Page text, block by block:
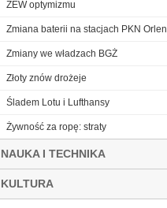
ZEW optymizmu
Zmiana baterii na stacjach PKN Orlen
Zmiany we władzach BGŻ
Złoty znów drożeje
Śladem Lotu i Lufthansy
Żywność za ropę: straty
NAUKA I TECHNIKA
KULTURA